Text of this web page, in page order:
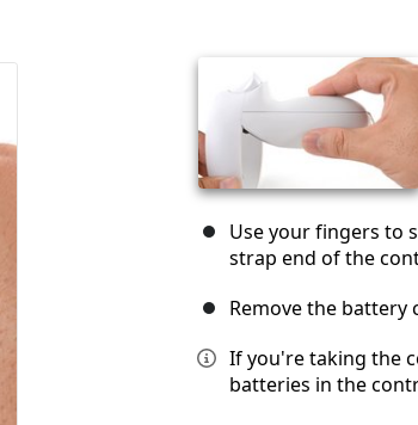
Use your fingers to
strap end of the
Remove the battery
If you're taking the
batteries in the